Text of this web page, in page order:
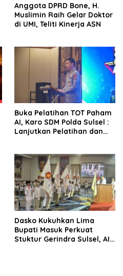
Anggota DPRD Bone, H.
Muslimin Raih Gelar Doktor
di UMI, Teliti Kinerja ASN
Buka Pelatihan TOT Paham
AI, Karo SDM Polda Sulsel :
Lanjutkan Pelatihan dan
Dasko Kukuhkan Lima
Bupati Masuk Perkuat
Stuktur Gerindra Sulsel, AIA